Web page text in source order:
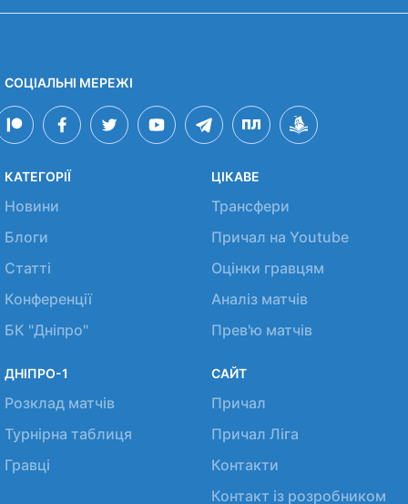
СОЦІАЛЬНІ МЕРЕЖІ
КАТЕГОРІЇ
Новини
Блоги
Статті
Конференції
БК "Дніпро"
ЦІКАВЕ
Трансфери
Причал на Youtube
Оцінки гравцям
Аналіз матчів
Прев'ю матчів
ДНІПРО-1
Розклад матчів
Турнірна таблиця
Гравці
САЙТ
Причал
Причал Ліга
Контакти
Контакт із розробником